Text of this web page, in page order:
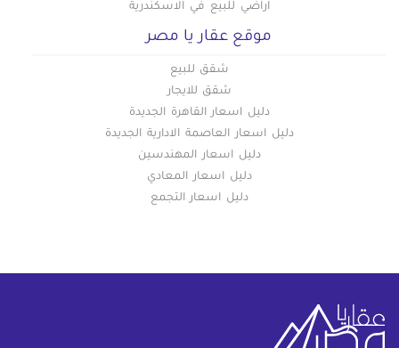
اراضي للبيع في الاسكندرية
موقع عقار يا مصر
شقق للبيع
شقق للايجار
دليل اسعار القاهرة الجديدة
دليل اسعار العاصمة الادارية الجديدة
دليل اسعار المهندسين
دليل اسعار المعادي
دليل اسعار التجمع